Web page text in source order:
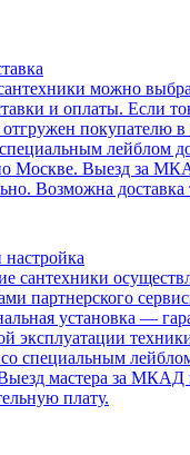
можно
и оплаты. Если
покупателю в
лейблом
Москве. Выезд за
Возможна доставка
настройка
сантехники
партнерского
установка —
эксплуатации
специальным
мастера за МКАД
плату.